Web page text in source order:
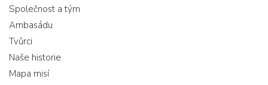
Společnost a tým
Ambasádu
Tvůrci
Naše historie
Mapa misí